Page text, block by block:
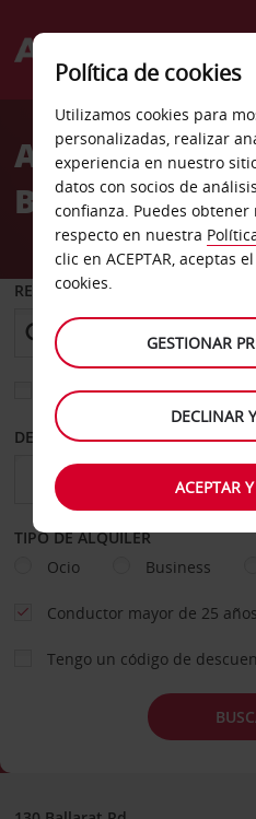
Welcome
AvisAlquiler de
Business
RECOGER EN
Elegir otra oficina de
DESDE
TIPO DE ALQUILER
Ocio
Business
Conductor mayor de 25 años
Tengo un código de
Política de cookies
Utilizamos cookies para
personalizadas, realizar
experiencia en nuestro
datos con socios de
confianza. Puedes
respecto en nuestra
clic en ACEPTAR, aceptas
cookies.
GESTIONAR
DECLINAR
ACEPTAR